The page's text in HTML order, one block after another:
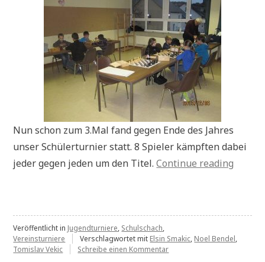
Nun schon zum 3.Mal fand gegen Ende des Jahres
unser Schülerturnier statt. 8 Spieler kämpften dabei
jeder gegen jeden um den Titel.Continue reading
siegt
Elsin
Veröffentlicht in Jugendturniere, Schulschach,
Vereinsturniere
Verschlagwortet mit Elsin Smakic, Noel Bendel,
Tomislav Vekic
Schreibe einen Kommentarzu